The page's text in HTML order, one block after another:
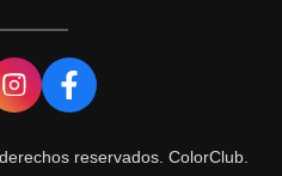
reservados. ColorClub.